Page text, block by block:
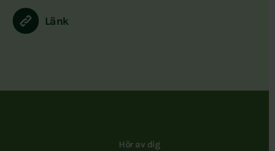
Länk
Hör av dig